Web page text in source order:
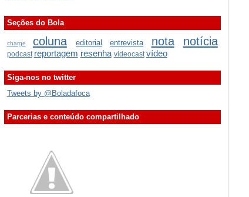
Seções do Bola
charge coluna editorial entrevista nota notícia
podcast reportagem resenha videocast vídeo
Siga-nos no twitter
Tweets by @Boladafoca
Parcerias e conteúdo compartilhado